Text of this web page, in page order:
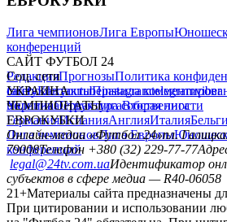
Лига чемпионовЛига Европы
конференций
САЙТ ФУТБОЛ 24
РедакцияПрогнозыПолитика
сайтуКонтактыПравила
политикаСтруктура собственности
Соц. сети
facebookxyoutubeinstagramtelegramviber
УКРАИНА
УкраинаПервая лигаВторая лига
ЧЕМПИОНАТЫ
ГерманияИспанияАнглияИталия
ЕВРОКУБКИ
Лига чемпионовЛига Европы
конференций
Онлайн-медиа «Футбол 24»пл.
79008Телефон +380 (32) 229-77-77
legal@24tv.com.uaИдентификатор
субъектов в сфере медиа — R40-06058
21+Материалы сайта предназначены
При цитировании и использовании